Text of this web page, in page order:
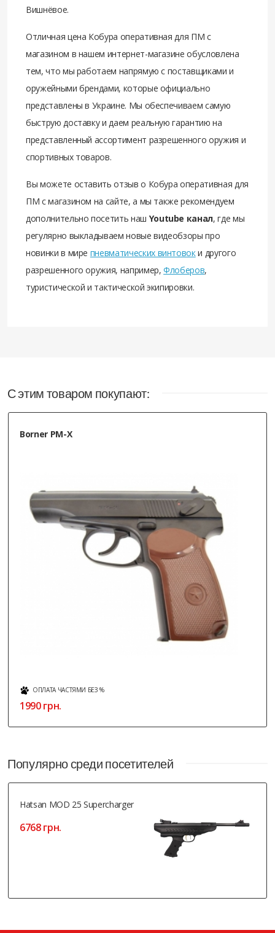
Вишнёвое.
Отличная цена Кобура оперативная для ПМ с
магазином в нашем интернет-магазине обусловлена
тем, что мы работаем напрямую с поставщиками и
оружейными брендами, которые официально
представлены в Украине. Мы обеспечиваем самую
быструю доставку и даем реальную гарантию на
представленный ассортимент разрешенного оружия и
спортивных товаров.
Вы можете оставить отзыв о Кобура оперативная для
ПМ с магазином на сайте, а мы также рекомендуем
дополнительно посетить наш Youtube канал, где мы
регулярно выкладываем новые видеобзоры про
новинки в мире пневматических винтовоки другого
разрешенного оружия, например,Флоберов,
туристической и тактической экипировки.
С этим товаром покупают:
Borner PM-X
ОПЛАТА ЧАСТЯМИ БЕЗ %
1990 грн.
Популярно среди посетителей
Hatsan MOD 25 Supercharger
6768 грн.